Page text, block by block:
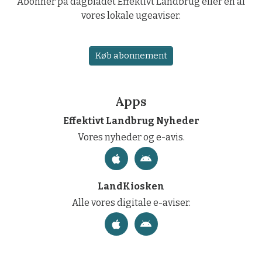
vores lokale ugeaviser.
Køb abonnement
Apps
Effektivt Landbrug Nyheder
Vores nyheder og e-avis.
LandKiosken
Alle vores digitale e-aviser.